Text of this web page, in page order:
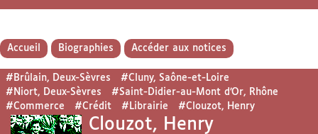
Accueil Biographies Accéder aux notices
#Brûlain, Deux-Sèvres
#Cluny, Saône-et-Loire
#Niort, Deux-Sèvres
#Saint-Didier-au-Mont d’Or, Rhône
#Commerce
#Crédit #Librairie #Clouzot, Henry
Clouzot, Henry